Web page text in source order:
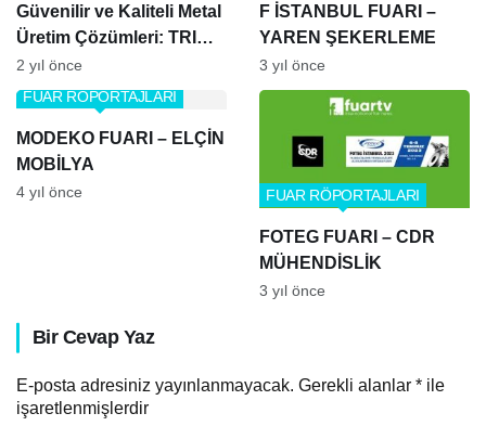
Güvenilir ve Kaliteli Metal
Üretim Çözümleri: TRI
Metalurji A.Ş.
2 yıl önce
F İSTANBUL FUARI –
YAREN ŞEKERLEME
3 yıl önce
MODEKO FUARI – ELÇİN
MOBİLYA
FUAR RÖPORTAJLARI
4 yıl önce
FOTEG FUARI – CDR
MÜHENDİSLİK
FUAR RÖPORTAJLARI
3 yıl önce
Bir Cevap Yaz
E-posta adresiniz yayınlanmayacak. Gerekli alanlar * ile
işaretlenmişlerdir